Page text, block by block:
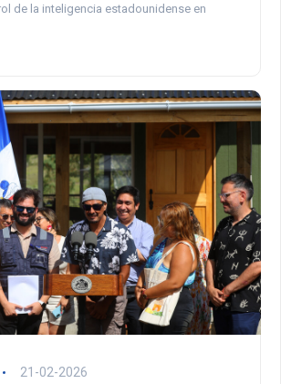
de la inteligencia estadounidense en
21-02-2026